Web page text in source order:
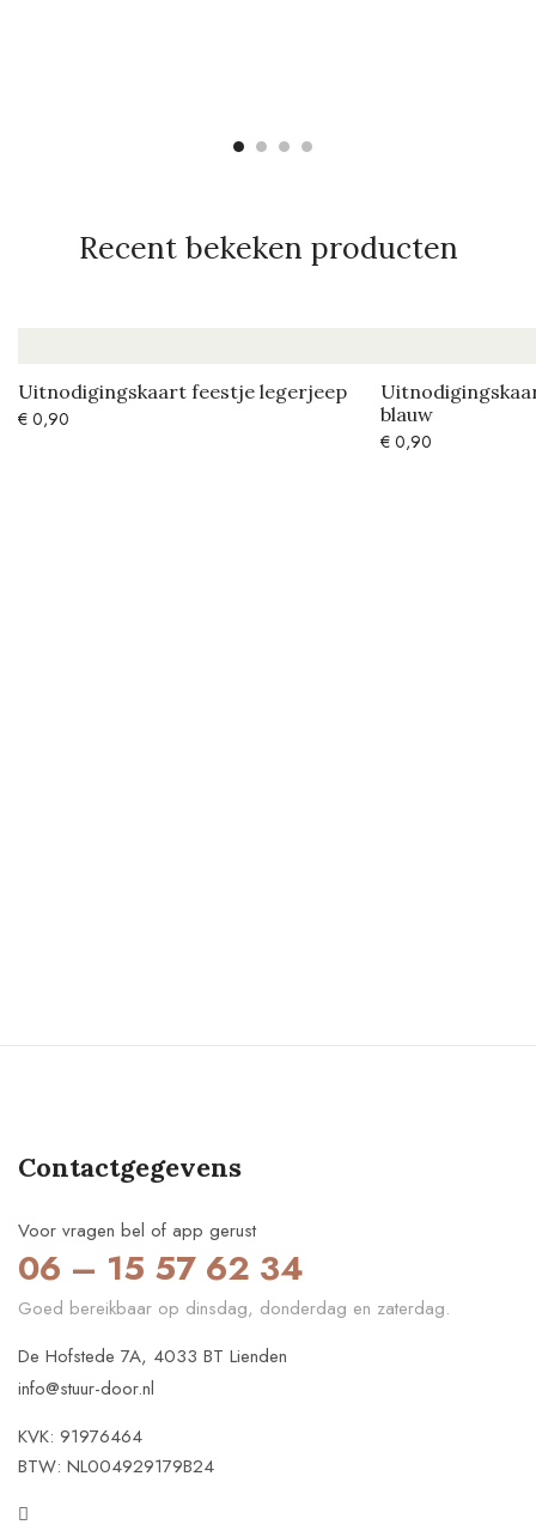
Recent bekeken producten
Uitnodigingskaart feestje legerjeep
€ 0,90
blauw
€ 0,90
Contactgegevens
Voor vragen bel of app gerust
06 – 15 57 62 34
Goed bereikbaar op dinsdag, donderdag en zaterdag.
De Hofstede 7A, 4033 BT Lienden
info@stuur-door.nl
KVK: 91976464
BTW: NL004929179B24